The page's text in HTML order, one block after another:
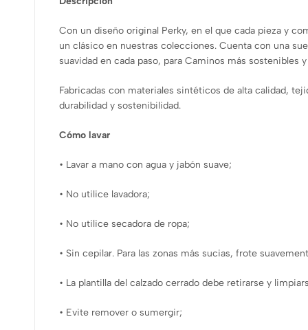
Con un diseño original Perky, en el que cada pieza y
un clásico en nuestras colecciones. Cuenta con una
suavidad en cada paso, para Caminos más sostenibles
Fabricadas con materiales sintéticos de alta calidad,
durabilidad y sostenibilidad.
Cómo lavar
• Lavar a mano con agua y jabón suave;
• No utilice lavadora;
• No utilice secadora de ropa;
• Sin cepilar. Para las zonas más sucias, frote
• La plantilla del calzado cerrado debe retirarse y
• Evite remover o sumergir;